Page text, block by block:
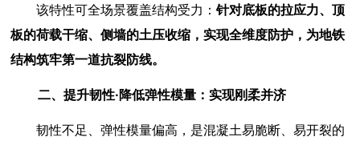
该特性可全场景覆盖结构受力：针对底板的拉应力、顶
板的荷载干缩、侧墙的土压收缩，实现全维度防护，为地铁
结构筑牢第一道抗裂防线。
二、提升韧性·降低弹性模量：实现刚柔并济
韧性不足、弹性模量偏高，是混凝土易脆断、易开裂的